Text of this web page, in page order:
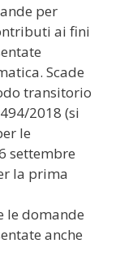
per
ai fini
Scade
transitorio
2018 (si
le
settembre
la prima
le domande
anche